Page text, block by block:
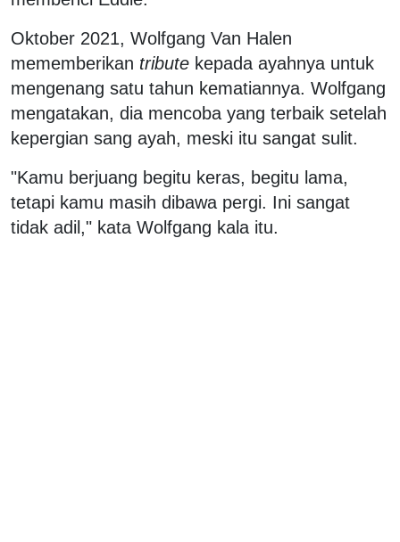
Oktober 2021, Wolfgang Van Halen
mememberikan tribute kepada ayahnya untuk
mengenang satu tahun kematiannya. Wolfgang
mengatakan, dia mencoba yang terbaik setelah
kepergian sang ayah, meski itu sangat sulit.
"Kamu berjuang begitu keras, begitu lama,
tetapi kamu masih dibawa pergi. Ini sangat
tidak adil," kata Wolfgang kala itu.